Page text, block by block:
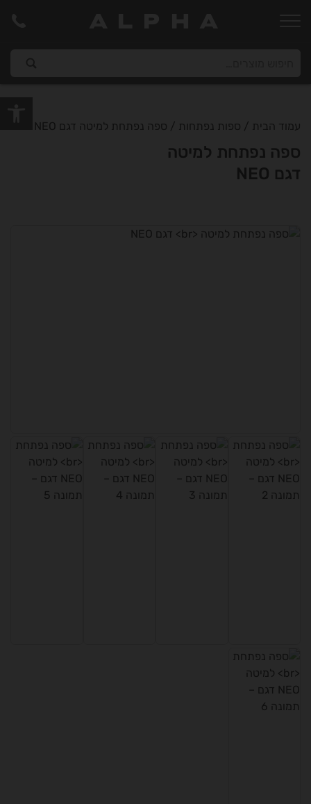
עמוד הבית / ספות נפתחות / ספה נפתחת למיטה דגם NEO
ספה נפתחת למיטה
דגם NEO